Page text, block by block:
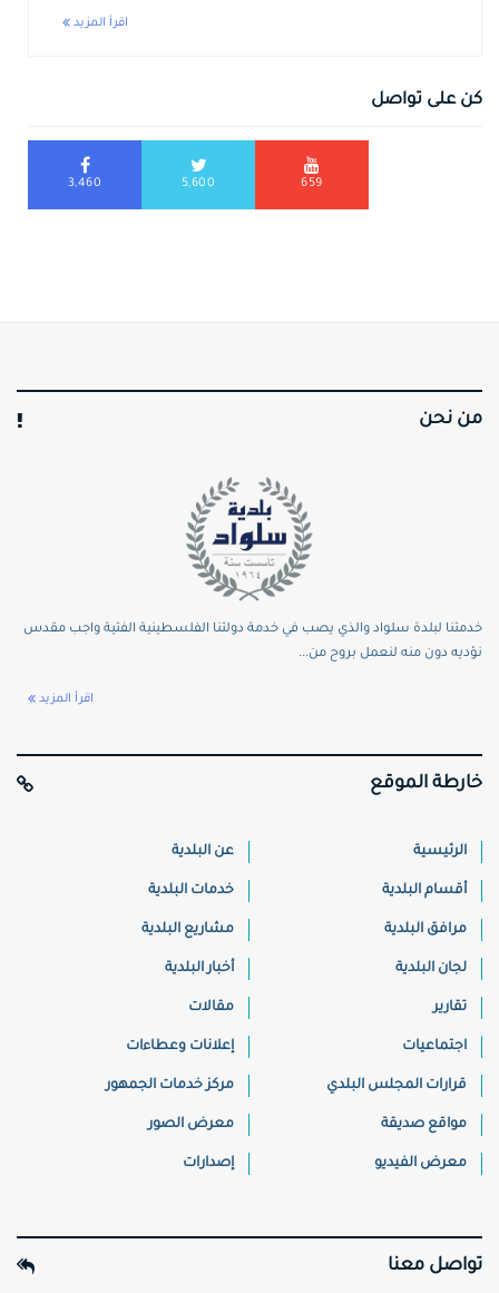
اقرأ المزيد
كن على تواصل
3,460 5,600 659
من نحن
خدمتنا لبلدة سلواد والذي يصب في خدمة دولتنا الفلسطينية الفتية واجب مقدس
نؤديه دون منه لنعمل بروح من...
اقرأ المزيد
خارطة الموقع
الرئيسية عن البلدية
أقسام البلدية خدمات البلدية
مرافق البلدية مشاريع البلدية
لجان البلدية أخبار البلدية
تقارير مقالات
اجتماعيات إعلانات وعطاءات
قرارات المجلس البلدي مركز خدمات الجمهور
مواقع صديقة معرض الصور
معرض الفيديو إصدارات
تواصل معنا